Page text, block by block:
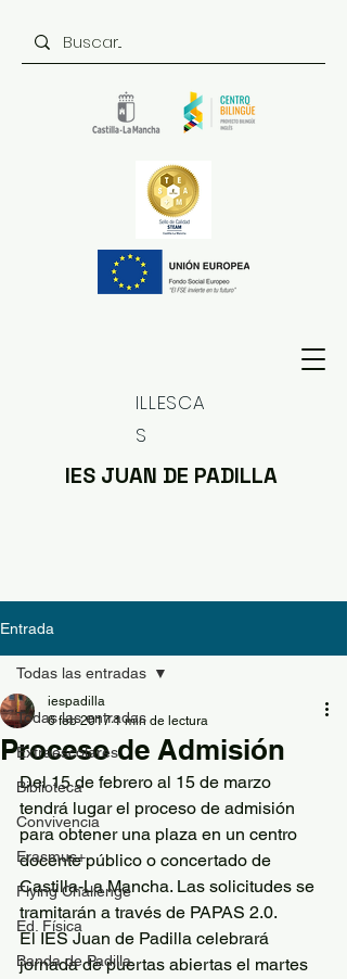
ILLESCA
S
IES JUAN DE PADILLA
Entrada
Todas las entradas
Extraescolares
Biblioteca
Convivencia
Erasmus+
Flying Challenge
Ed. Física
Banda de Padilla
Todas las entradas
Proceso de Admisión
iespadilla
6 feb 2017 1 min de lectura
Del 15 de febrero al 15 de marzo
tendrá lugar el proceso de admisión
para obtener una plaza en un centro
docente público o concertado de
Castilla-La Mancha. Las solicitudes se
tramitarán a través de PAPAS 2.0.
El IES Juan de Padilla celebrará
jornada de puertas abiertas el martes